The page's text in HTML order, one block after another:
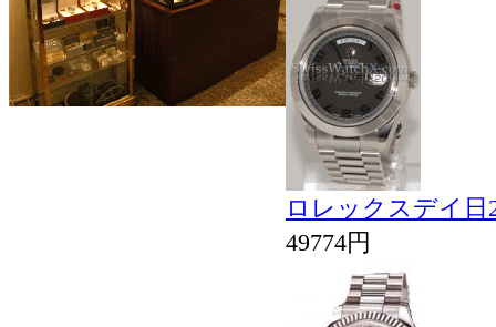
ロレックスデイ日
49774円